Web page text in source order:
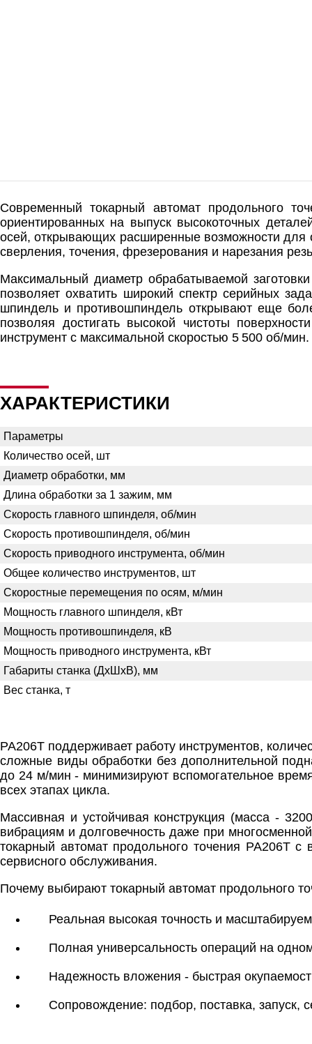
Современный токарный автомат продольного
ориентированных на выпуск высокоточных
осей, открывающих расширенные возможности
сверления, точения, фрезерования и нарезания
Максимальный диаметр обрабатываемой
позволяет охватить широкий спектр серийных
шпиндель и противошпиндель открывают еще
позволяя достигать высокой чистоты
инструмент с максимальной скоростью 5 500 об/мин.
ХАРАКТЕРИСТИКИ
Параметры
Количество осей, шт
Диаметр обработки, мм
Длина обработки за 1 зажим, мм
Скорость главного шпинделя, об/мин
Скорость противошпинделя, об/мин
Скорость приводного инструмента, об/мин
Общее количество инструментов, шт
Скоростные перемещения по осям, м/мин
Мощность главного шпинделя, кВт
Мощность противошпинделя, кВ
Мощность приводного инструмента, кВт
Габариты станка (ДхШхВ), мм
Вес станка, т
PA206T поддерживает работу инструментов,
сложные виды обработки без дополнительной
до 24 м/мин - минимизируют вспомогательное
всех этапах цикла.
Массивная и устойчивая конструкция (масса -
вибрациям и долговечность даже при
токарный автомат продольного точения PA206T
сервисного обслуживания.
Почему выбирают токарный автомат продольного
Реальная высокая точность и
Полная универсальность операций на
Надежность вложения - быстрая
Сопровождение: подбор, поставка, запуск,